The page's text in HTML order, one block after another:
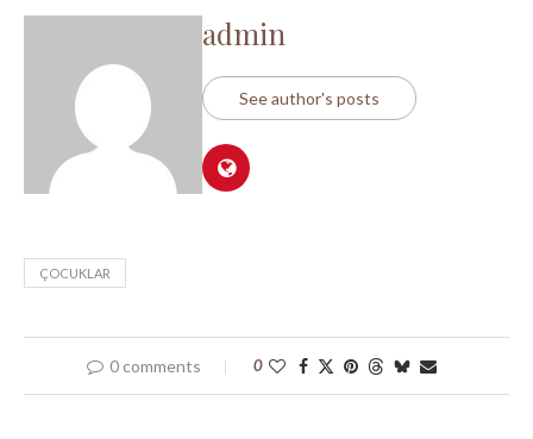
admin
See author's posts
ÇOCUKLAR
0 comments 0